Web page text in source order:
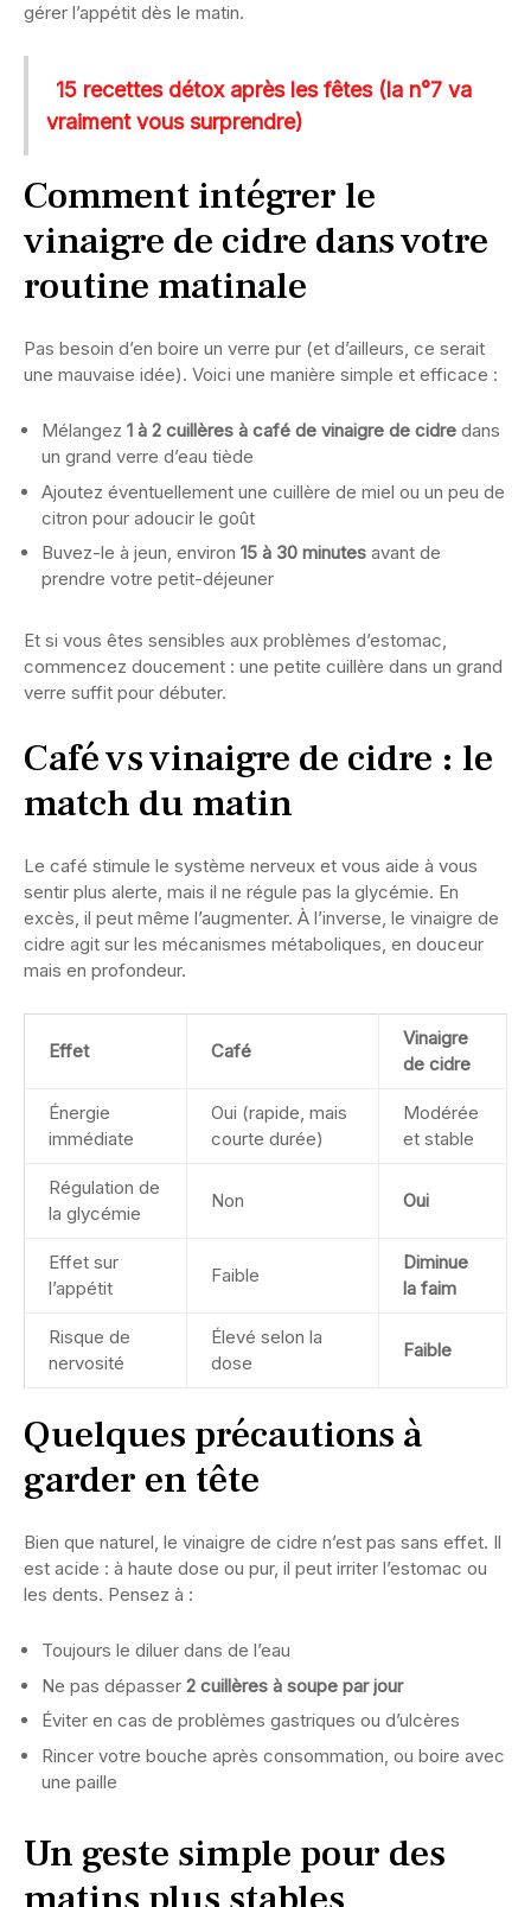
gérer l’appétit dès le matin.
15 recettes détox après les fêtes (la n°7 va
vraiment vous surprendre)
Comment intégrer le
vinaigre de cidre dans votre
routine matinale
Pas besoin d’en boire un verre pur (et d’ailleurs, ce serait
une mauvaise idée). Voici une manière simple et efficace :
Mélangez 1 à 2 cuillères à café de vinaigre de cidre dans
un grand verre d’eau tiède
Ajoutez éventuellement une cuillère de miel ou un peu de
citron pour adoucir le goût
Buvez-le à jeun, environ 15 à 30 minutes avant de
prendre votre petit-déjeuner
Et si vous êtes sensibles aux problèmes d’estomac,
commencez doucement : une petite cuillère dans un grand
verre suffit pour débuter.
Café vs vinaigre de cidre : le
match du matin
Le café stimule le système nerveux et vous aide à vous
sentir plus alerte, mais il ne régule pas la glycémie. En
excès, il peut même l’augmenter. À l’inverse, le vinaigre de
cidre agit sur les mécanismes métaboliques, en douceur
mais en profondeur.
Effet Café
Vinaigre
de cidre
Énergie
immédiate
Oui (rapide, mais
courte durée)
Modérée
et stable
Régulation de
la glycémie
Non Oui
Effet sur
l’appétit
Faible
Diminue
la faim
Risque de
nervosité
Élevé selon la
dose
Faible
Quelques précautions à
garder en tête
Bien que naturel, le vinaigre de cidre n’est pas sans effet. Il
est acide : à haute dose ou pur, il peut irriter l’estomac ou
les dents. Pensez à :
Toujours le diluer dans de l’eau
Ne pas dépasser 2 cuillères à soupe par jour
Éviter en cas de problèmes gastriques ou d’ulcères
Rincer votre bouche après consommation, ou boire avec
une paille
Un geste simple pour des